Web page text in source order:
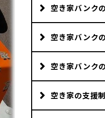
空き家バンク
空き家バンク
空き家バンク
空き家の支援